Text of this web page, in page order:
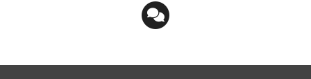
développé en
l'ESSEC, destiné aux